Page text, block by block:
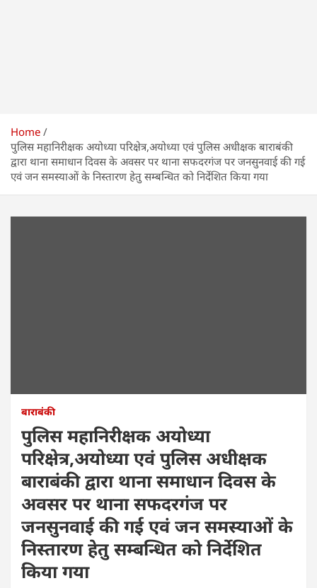
Home
पुलिस महानिरीक्षक अयोध्या परिक्षेत्र,अयोध्या एवं पुलिस अधीक्षक बाराबंकी
द्वारा थाना समाधान दिवस के अवसर पर थाना सफदरगंज पर जनसुनवाई की गई
एवं जन समस्याओं के निस्तारण हेतु सम्बन्धित को निर्देशित किया गया
बाराबंकी
पुलिस महानिरीक्षक अयोध्या
परिक्षेत्र,अयोध्या एवं पुलिस अधीक्षक
बाराबंकी द्वारा थाना समाधान दिवस के
अवसर पर थाना सफदरगंज पर
जनसुनवाई की गई एवं जन समस्याओं के
निस्तारण हेतु सम्बन्धित को निर्देशित
किया गया